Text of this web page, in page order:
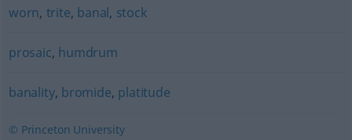
worn, trite, banal, stock
prosaic, humdrum
banality, bromide, platitude
© Princeton University